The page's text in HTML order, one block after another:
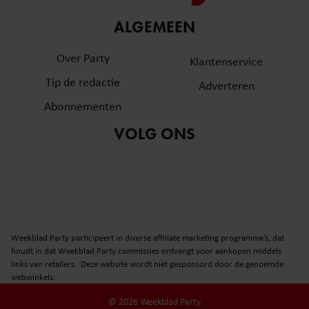
partners voor social media, adverteren en analyse. Deze
informatie die u aan ze heeft verstrekt of die ze hebben
verzameld op basis van uw gebruik van hun services. U
gebruiken.
ALGEMEEN
Over Party
Tip de redactie
Abonnementen
Klantenservice
Adverteren
VOLG ONS
Weekblad Party participeert in diverse affiliate marketing programma’s, dat
houdt in dat Weekblad Party commissies ontvangt voor aankopen middels
links van retailers. Deze website wordt niet gesponsord door de genoemde
webwinkels.
© 2026 Weekblad Party